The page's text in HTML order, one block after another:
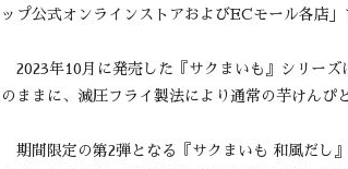
ップ公式オンラインストアおよびECモール各店
2023年10月に発売した『サクまいも』シリー
のままに、減圧フライ製法により通常の芋けん
期間限定の第2弾となる『サクまいも 和風だし